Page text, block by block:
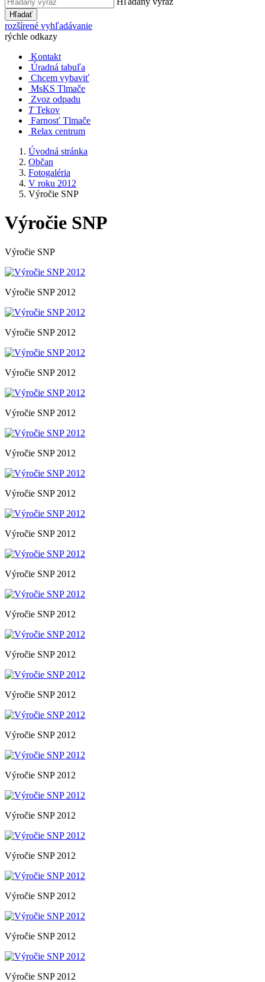
Hľadať
rozšírené vyhľadávanie
rýchle odkazy
Kontakt
Úradná tabuľa
Chcem vybaviť
MsKS Tlmače
Zvoz odpadu
T Tekov
Farnosť Tlmače
Relax centrum
Úvodná stránka
Občan
Fotogaléria
V roku 2012
Výročie SNP
Výročie SNP
Výročie SNP
Výročie SNP 2012
Výročie SNP 2012
Výročie SNP 2012
Výročie SNP 2012
Výročie SNP 2012
Výročie SNP 2012
Výročie SNP 2012
Výročie SNP 2012
Výročie SNP 2012
Výročie SNP 2012
Výročie SNP 2012
Výročie SNP 2012
Výročie SNP 2012
Výročie SNP 2012
Výročie SNP 2012
Výročie SNP 2012
Výročie SNP 2012
Výročie SNP 2012